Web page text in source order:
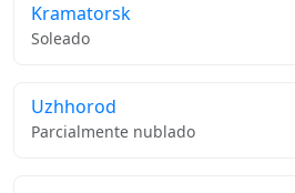
Kramatorsk
Soleado
Uzhhorod
Parcialmente nublado